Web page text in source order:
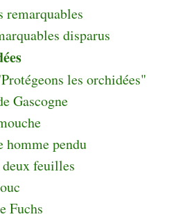
remarquables
disparus
les orchidées"
Gascogne
homme pendu
feuilles
Fuchs